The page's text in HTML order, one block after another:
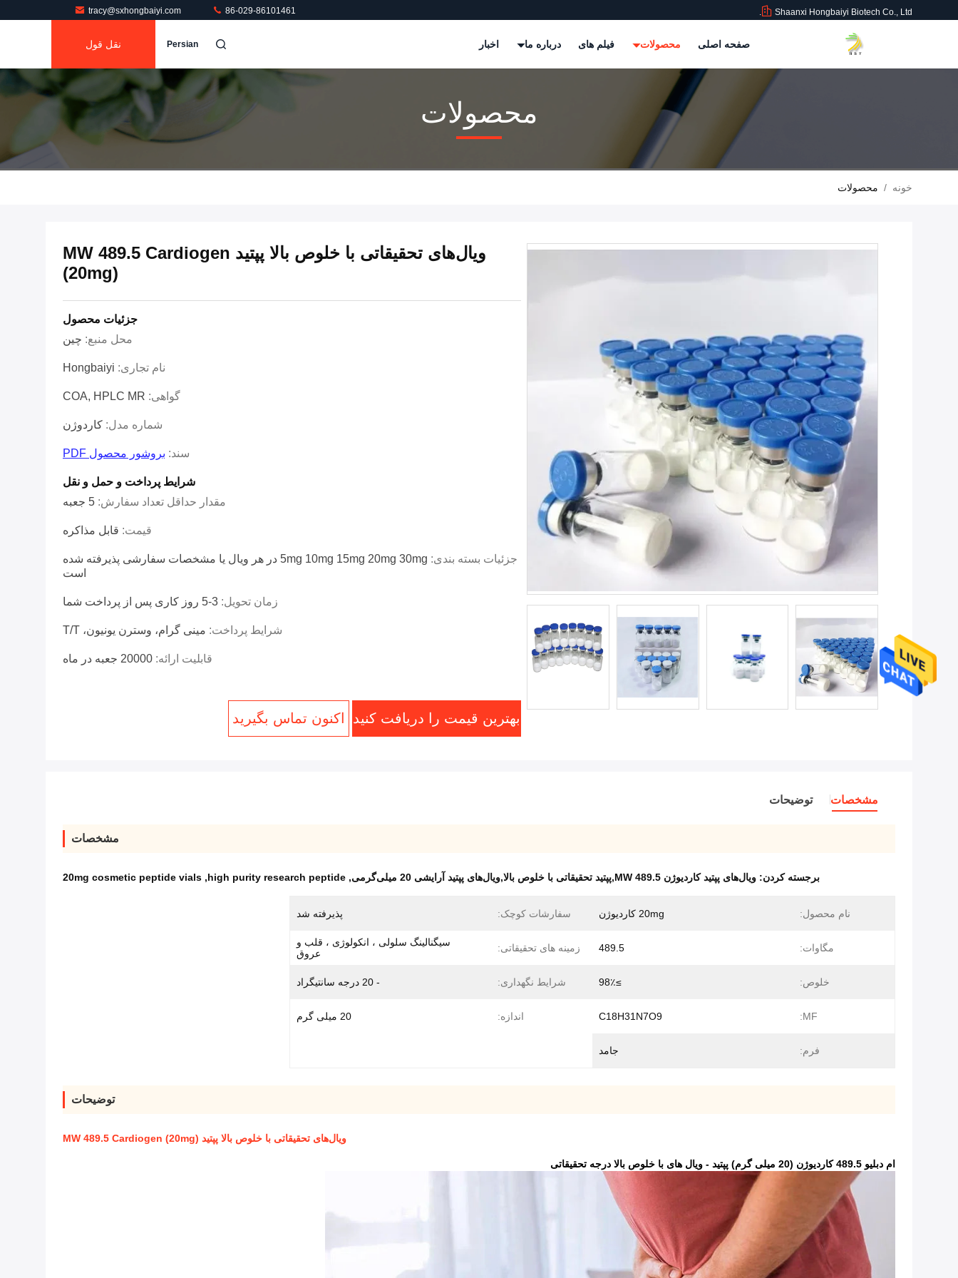
Shaanxi Hongbaiyi Biotech Co., Ltd.
tracy@sxhongbaiyi.com 86-029-86101461
صفحه اصلی محصولات فیلم های درباره ما اخبار Persian نقل قول
محصولات
خونه / محصولات
ویال‌های تحقیقاتی با خلوص بالا پپتید MW 489.5 Cardiogen
(20mg)
جزئیات محصول
محل منبع: چین
نام تجاری: Hongbaiyi
گواهی: COA, HPLC MR
شماره مدل: کاردوژن
سند: بروشور محصول PDF
شرایط پرداخت و حمل و نقل
مقدار حداقل تعداد سفارش: 5 جعبه
قیمت: قابل مذاکره
جزئیات بسته بندی:
5mg 10mg 15mg 20mg 30mg در هر ویال یا مشخصات سفارشی پذیرفته شده
است
زمان تحویل: 3-5 روز کاری پس از پرداخت شما
شرایط پرداخت: مینی گرام، وسترن یونیون، T/T
قابلیت ارائه: 20000 جعبه در ماه
بهترین قیمت را دریافت کنید اکنون تماس بگیرید
مشخصات توضیحات
مشخصات
برجسته کردن: ویال‌های پپتید کاردیوژن MW 489.5,پپتید تحقیقاتی با خلوص بالا,ویال‌های پپتید آرایشی 20 میلی‌گرمی ,
high purity research peptide
,
20mg cosmetic peptide vials
نام محصول: 20mg کاردیوژن سفارشات کوچک: پذیرفته شد
مگاوات: 489.5 زمینه های تحقیقاتی:
سیگنالینگ سلولی ، انکولوژی ، قلب و
عروق
خلوص: ≥98٪ شرایط نگهداری: - 20 درجه سانتیگراد
MF:
C18H31N7O9 اندازه: 20 میلی گرم
فرم: جامد
توضیحات
ویال‌های تحقیقاتی با خلوص بالا پپتید MW 489.5 Cardiogen (20mg)
ام دبلیو 489.5 کاردیوژن (20 میلی گرم) پپتید - ویال های با خلوص بالا درجه تحقیقاتی